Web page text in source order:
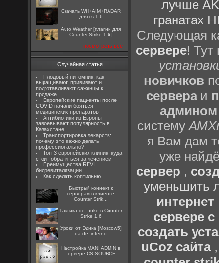
Скачать WH+AIM+RADAR
для cs 1.6
Auto Weather [плагин для
Counter Strike 1.6]
посмотреть все
Случайная статья
Плодовый питомник: как
выращивают, прививают и
подготавливают саженцы к
продаже
Европейские пациенты после
COVID начали бояться
медицинских препаратов
Антибиотики из Европы
завоевывают популярность в
Казахстане
Транспортировка лекарств:
почему это важно делать
профессионально?
Топ-3 европейских клиник, куда
стоит обратиться за лечением
Преимущества REVI
биоревитализации
Как сделать коптильню
Быстрый коннект к
серверам в клиенте
Counter Strik...
Тактика de_nuke в Counter
Strike 1.6
Уроки от Эдика [Moscow5]
на de_inferno
Настройка MANI ADMIN в
сервере CS:SOURCE
лучше
гранатах
Следующая
сервере! Тут
новичков
сервераи
админом
систему
я Вам дам
уже
сервер ,
уменьшить
интернет
сервере
создать
uCoz сайта